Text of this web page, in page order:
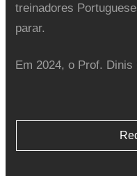
treinadores
parar.
Em 2024, o Prof. Dinis